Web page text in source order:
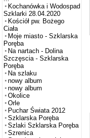
Kochanówka i Wodospad
Szklarki 28.04.2020
Kościół pw. Bożego
Ciała
Moje miasto - Szklarska
Poręba
Na nartach - Dolina
Szczęscia - Szklarska
Poręba
Na szlaku
nowy album
nowy album
Okolice
Orle
Puchar Świata 2012
Szklarska Poręba
Szlaki Szklarska Poręba
Szrenica